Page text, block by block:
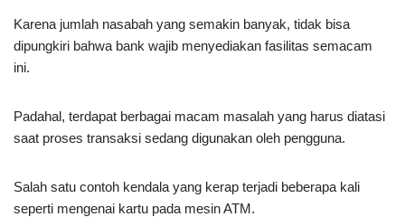
Karena jumlah nasabah yang semakin banyak, tidak bisa
dipungkiri bahwa bank wajib menyediakan fasilitas semacam
ini.
Padahal, terdapat berbagai macam masalah yang harus diatasi
saat proses transaksi sedang digunakan oleh pengguna.
Salah satu contoh kendala yang kerap terjadi beberapa kali
seperti mengenai kartu pada mesin ATM.